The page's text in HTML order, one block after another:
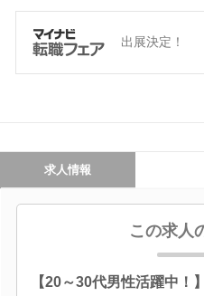
出展決定！
求人情報
この求人
【20～30代男性活躍中！